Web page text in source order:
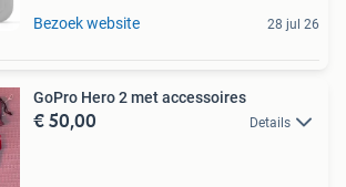
Bezoek website 28 jul 26
GoPro Hero 2 met accessoires
€ 50,00 Details